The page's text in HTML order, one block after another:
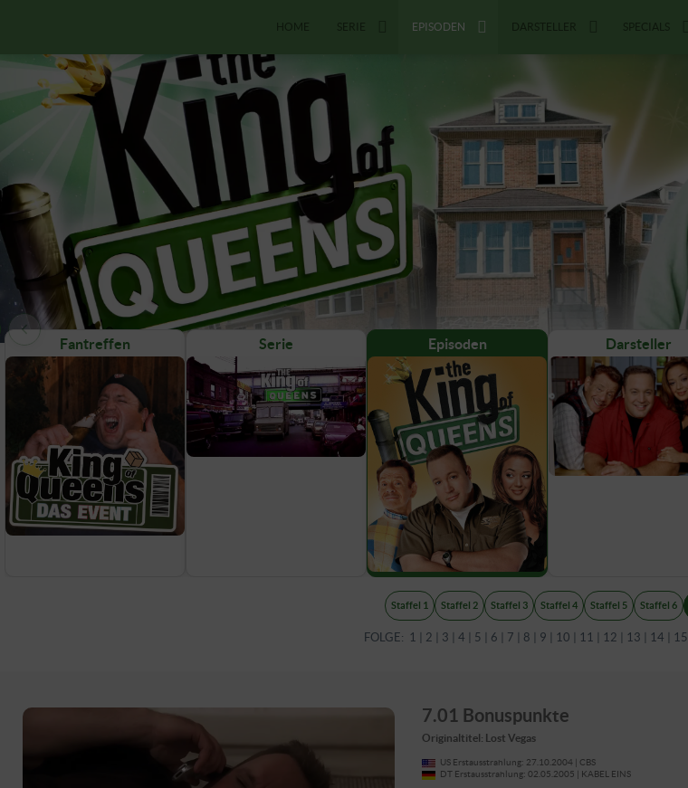
HOME SERIE EPISODEN DARSTELLER SPECIALS
Fantreffen Serie Episoden Darsteller
Staffel 1 Staffel 2 Staffel 3 Staffel 4 Staffel 5 Staffel 6
FOLGE: 1 2 3 4 5 6 7 8 9 10 11 12 13 14 15
7.01 Bonuspunkte
Originaltitel: Lost Vegas
US Erstausstrahlung: 27.10.2004 | CBS
DT Erstausstrahlung: 02.05.2005 | KABEL EINS